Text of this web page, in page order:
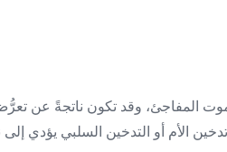
المفاجئ، وقد تكون ناتجةً عن
الأم أو التدخين السلبي يؤدي